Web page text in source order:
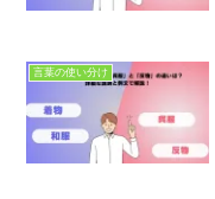
言葉の使い分け